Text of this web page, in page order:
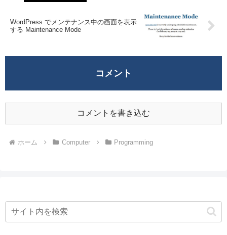
WordPress でメンテナンス中の画面を表示
する Maintenance Mode
コメント
コメントを書き込む
ホーム Computer Programming